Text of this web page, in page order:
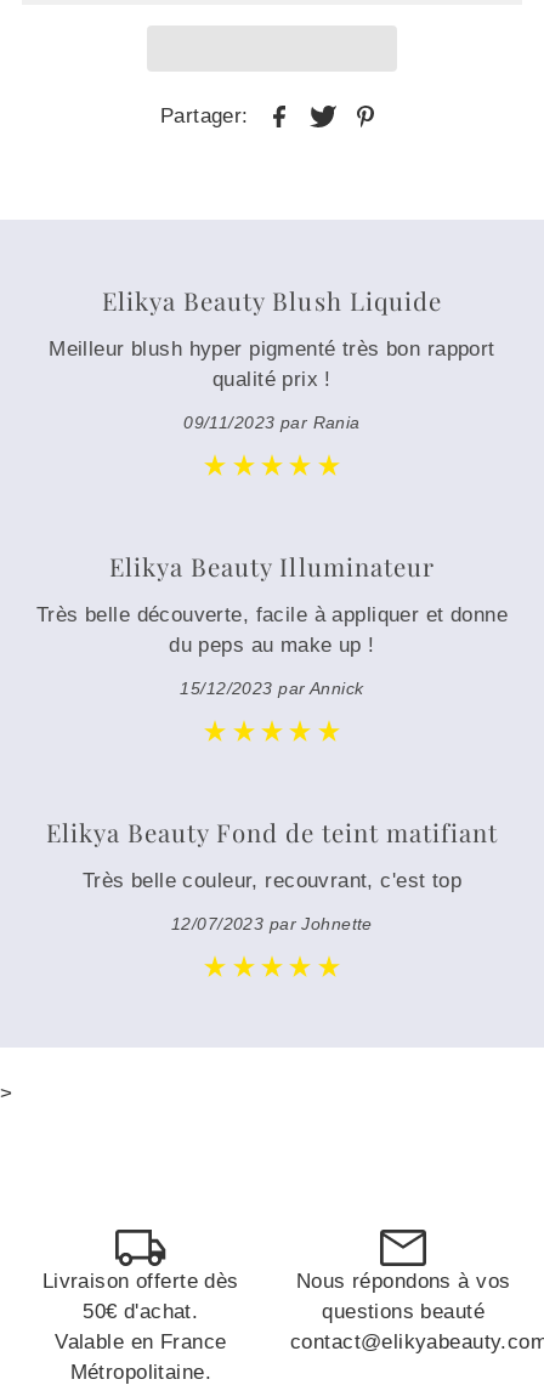
Partager:
Elikya Beauty Blush Liquide
Meilleur blush hyper pigmenté très bon rapport
qualité prix !
09/11/2023 par Rania
Elikya Beauty Illuminateur
Très belle découverte, facile à appliquer et donne
du peps au make up !
15/12/2023 par Annick
Elikya Beauty Fond de teint matifiant
Très belle couleur, recouvrant, c'est top
12/07/2023 par Johnette
>
Livraison offerte dès
50€ d'achat.
Valable en France
Métropolitaine.
Nous répondons à vos
questions beauté